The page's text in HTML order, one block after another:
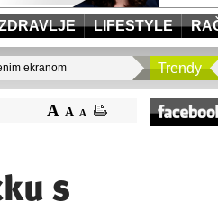
LIFESTYLE
ekranom Trendy
A A A
s